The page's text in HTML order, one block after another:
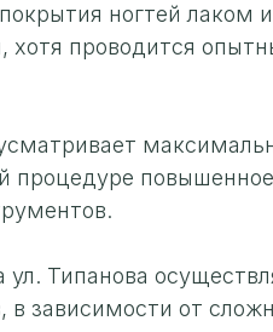
ногтей лаком
проводится
процедуре
Типанова
зависимости от